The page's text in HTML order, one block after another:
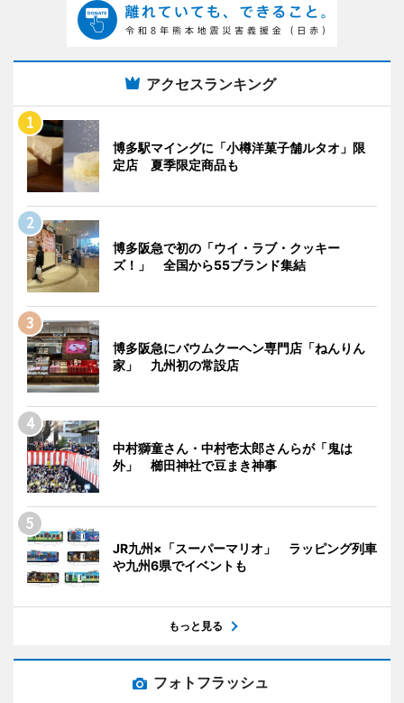
アクセスランキング
博多駅マイングに「小樽洋菓子舗ルタオ」限
定店 夏季限定商品も
博多阪急で初の「ウイ・ラブ・クッキー
ズ！」 全国から55ブランド集結
博多阪急にバウムクーヘン専門店「ねんりん
家」 九州初の常設店
中村獅童さん・中村壱太郎さんらが「鬼は
外」 櫛田神社で豆まき神事
JR九州×「スーパーマリオ」 ラッピング列車
や九州6県でイベントも
もっと見る
フォトフラッシュ